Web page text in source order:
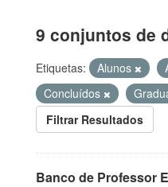
9 conjuntos de
Etiquetas: Alunos
Concluídos
Filtrar Resultados
Banco de Professor